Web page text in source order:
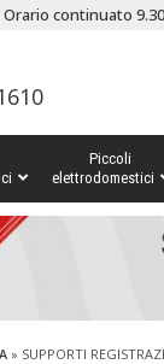
Orario continuato
Piccoli
elettrodomestici
» SUPPORTI